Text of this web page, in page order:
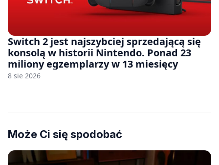
Switch 2 jest najszybciej sprzedającą się
konsolą w historii Nintendo. Ponad 23
miliony egzemplarzy w 13 miesięcy
8 sie 2026
Może Ci się spodobać